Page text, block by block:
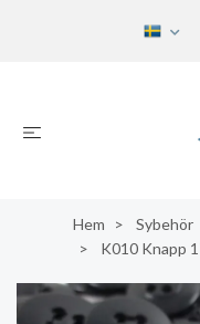
Hem Sybehör
K010 Knapp